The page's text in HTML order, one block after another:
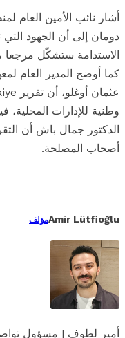
دومان إلى أن الجهود التي
كما أوضح المدير العام
وطنية للإدارات المحلية،
الدكتور جمال باش أن
أصحاب المصلحة.
Amir Lütfioğluمؤلف
أمير لطوف | مسؤول